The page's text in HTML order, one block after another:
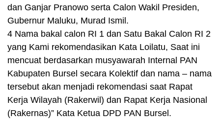
dan Ganjar Pranowo serta Calon Wakil Presiden,
Gubernur Maluku, Murad Ismil.
4 Nama bakal calon RI 1 dan Satu Bakal Calon RI 2
yang Kami rekomendasikan Kata Loilatu, Saat ini
mencuat berdasarkan musyawarah Internal PAN
Kabupaten Bursel secara Kolektif dan nama – nama
tersebut akan menjadi rekomendasi saat Rapat
Kerja Wilayah (Rakerwil) dan Rapat Kerja Nasional
(Rakernas)” Kata Ketua DPD PAN Bursel.